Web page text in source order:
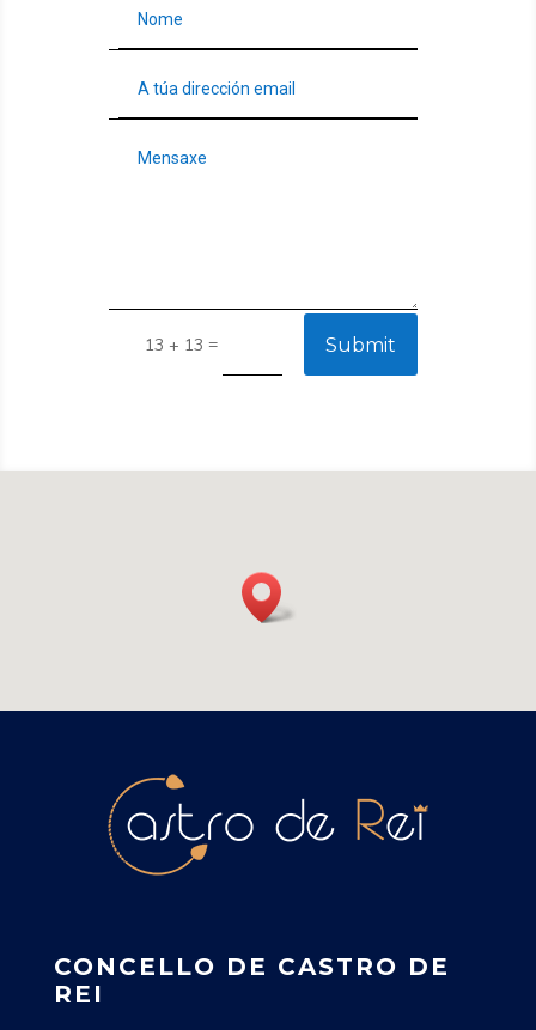
13 + 13 = Submit
CONCELLO DE CASTRO DE
REI